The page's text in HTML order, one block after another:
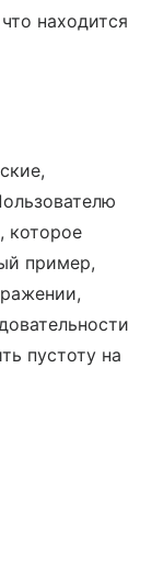
находится
которое
пример,
пустоту на